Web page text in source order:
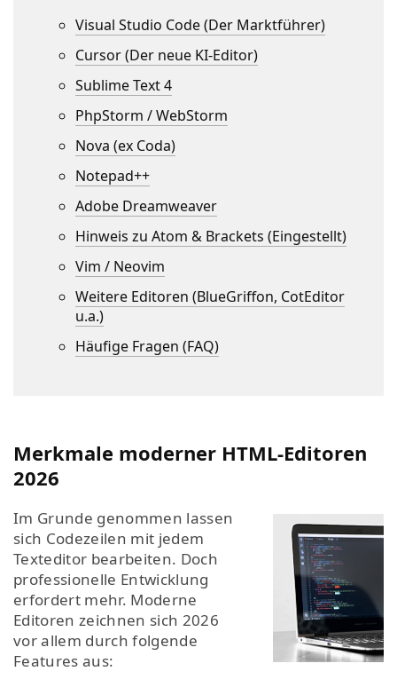
Visual Studio Code (Der Marktführer)
Cursor (Der neue KI-Editor)
Sublime Text 4
PhpStorm / WebStorm
Nova (ex Coda)
Notepad++
Adobe Dreamweaver
Hinweis zu Atom & Brackets (Eingestellt)
Vim / Neovim
Weitere Editoren (BlueGriffon, CotEditor
u.a.)
Häufige Fragen (FAQ)
Merkmale moderner HTML-Editoren
2026
Im Grunde genommen lassen
sich Codezeilen mit jedem
Texteditor bearbeiten. Doch
professionelle Entwicklung
erfordert mehr. Moderne
Editoren zeichnen sich 2026
vor allem durch folgende
Features aus: